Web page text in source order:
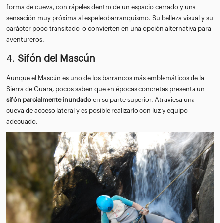
forma de cueva, con rápeles dentro de un espacio cerrado y una
sensación muy próxima al espeleobarranquismo. Su belleza visual y su
carácter poco transitado lo convierten en una opción alternativa para
aventureros.
4. Sifón del Mascún
Aunque el Mascún es uno de los barrancos más emblemáticos de la
Sierra de Guara, pocos saben que en épocas concretas presenta un
sifón parcialmente inundado en su parte superior. Atraviesa una
cueva de acceso lateral y es posible realizarlo con luz y equipo
adecuado.